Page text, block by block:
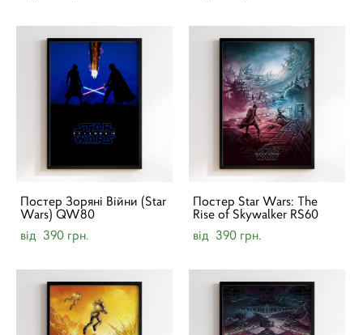
Постер Зоряні Війни (Star
Wars) QW80
від 390 грн.
Постер Star Wars: The
Rise of Skywalker RS60
від 390 грн.